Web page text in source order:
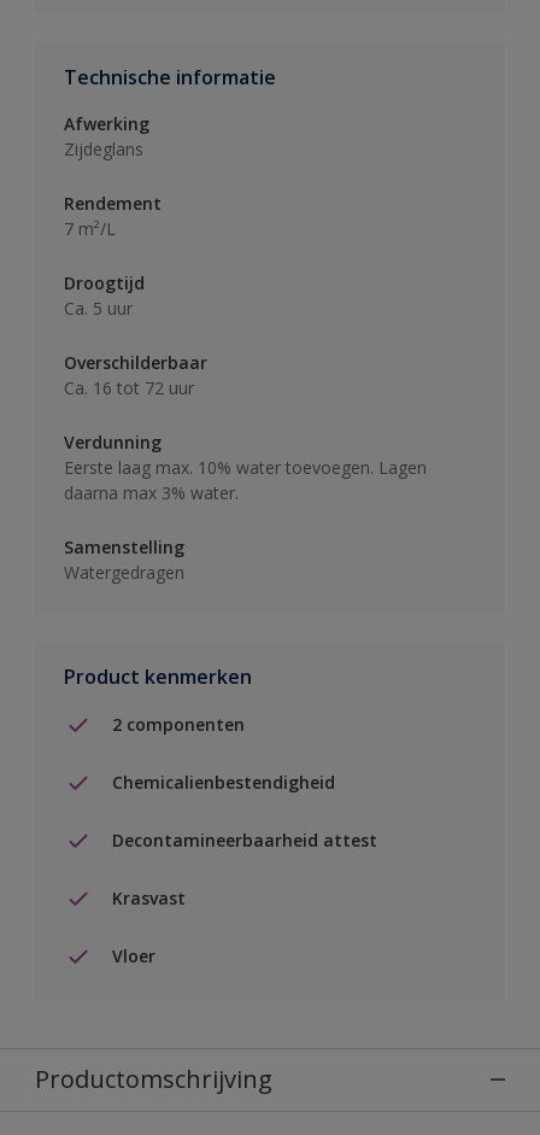
Technische informatie
Afwerking
Zijdeglans
Rendement
7 m²/L
Droogtijd
Ca. 5 uur
Overschilderbaar
Ca. 16 tot 72 uur
Verdunning
Eerste laag max. 10% water toevoegen. Lagen
daarna max 3% water.
Samenstelling
Watergedragen
Product kenmerken
2 componenten
Chemicalienbestendigheid
Decontamineerbaarheid attest
Krasvast
Vloer
Productomschrijving